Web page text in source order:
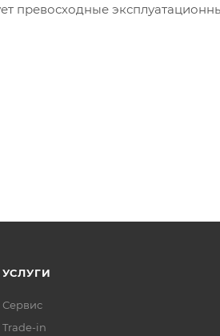
превосходные
УСЛУГИ
Сервис
Trade-in